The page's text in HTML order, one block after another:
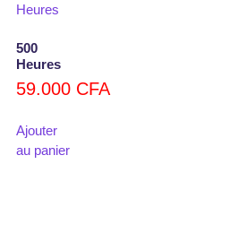
500
Heures
59.000 CFA
Ajouter
au panier